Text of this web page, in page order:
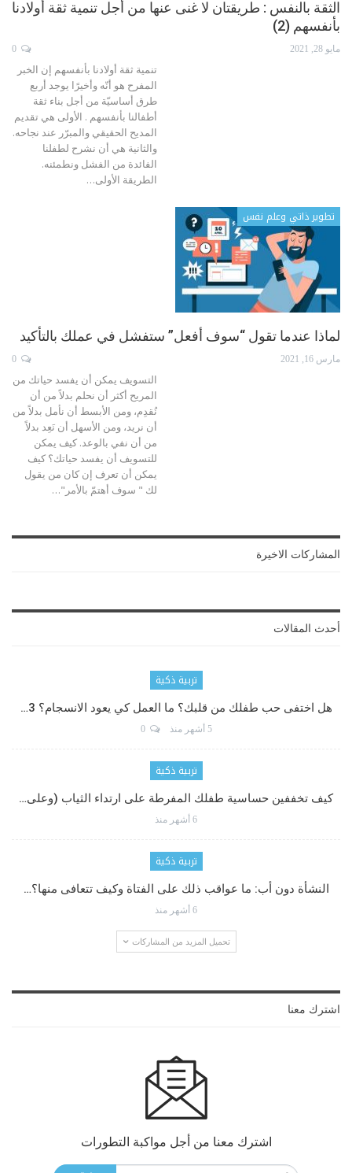
الثقة بالنفس : طريقتان لا غنى عنها من أجل تنمية ثقة أولادنا
بأنفسهم (2)
مايو 28, 2021
تنمية ثقة أولادنا بأنفسهم إن الخبر
المفرح هو أنّه وأخيرًا يوجد أربع
طرق أساسيّة من أجل بناء ثقة
أطفالنا بأنفسهم . الأولى هي تقديم
المديح الحقيقي والمبرّر عند نجاحه.
والثانية هي أن نشرح لطفلنا
الفائدة من الفشل ونطمئنه.
الطريقة الأولى…
تطوير ذاتي وعلم نفس
لماذا عندما تقول “سوف أفعل” ستفشل في عملك بالتأكيد
مارس 16, 2021
التسويف يمكن أن يفسد حياتك من
المريح أكثر أن نحلم بدلاً من أن
نُقدِم، ومن الأبسط أن نأمل بدلاً من
أن نريد، ومن الأسهل أن نَعِد بدلاً
من أن نفي بالوعد. كيف يمكن
للتسويف أن يفسد حياتك؟ كيف
يمكن أن تعرف إن كان من يقول
لك " سوف أهتمّ بالأمر"…
المشاركات الاخيرة
أحدث المقالات
تربية ذكية
هل اختفى حب طفلك من قلبك؟ ما العمل كي يعود الانسجام؟ 3…
5 أشهر منذ 0
تربية ذكية
كيف تخففين حساسية طفلك المفرطة على ارتداء الثياب (وعلى…
6 أشهر منذ
تربية ذكية
النشأة دون أب: ما عواقب ذلك على الفتاة وكيف تتعافى منها؟…
6 أشهر منذ
تحميل المزيد من المشاركات
اشترك معنا
اشترك معنا من أجل مواكبة التطورات